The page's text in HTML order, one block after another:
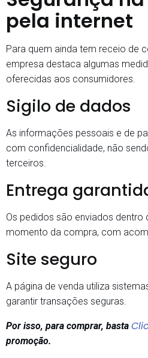
pela internet
Para quem ainda tem receio de
empresa destaca algumas
oferecidas aos consumidores.
Sigilo de dados
As informações pessoais e de
com confidencialidade, não
terceiros.
Entrega
Os pedidos são enviados
momento da compra, com
Site seguro
A página de venda utiliza
garantir transações seguras.
Por isso, para comprar, basta
promoção.